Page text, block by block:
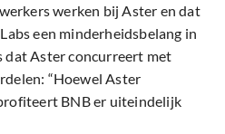
werken bij Aster en dat
een minderheidsbelang in
dat Aster concurreert met
“Hoewel Aster
BNB er uiteindelijk